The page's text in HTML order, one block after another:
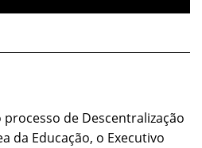
de Descentralização
da Educação, o Executivo